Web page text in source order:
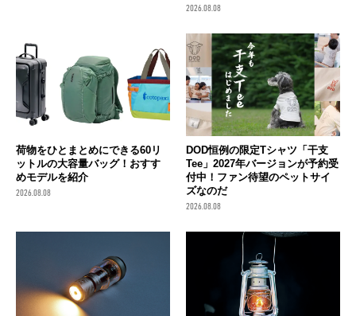
2026.08.08
荷物をひとまとめにできる60リ
ットルの大容量バッグ！おすす
めモデルを紹介
2026.08.08
DOD恒例の限定Tシャツ「干支
Tee」2027年バージョンが予約受
付中！ファン待望のペットサイ
ズなのだ
2026.08.08